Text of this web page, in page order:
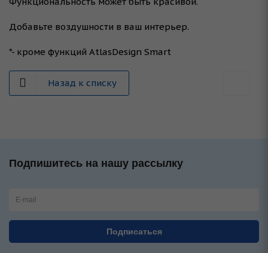
Добавьте воздушности в ваш интерьер.
*- кроме функций AtlasDesign Smart
Назад к списку
Подпишитесь на нашу рассылку